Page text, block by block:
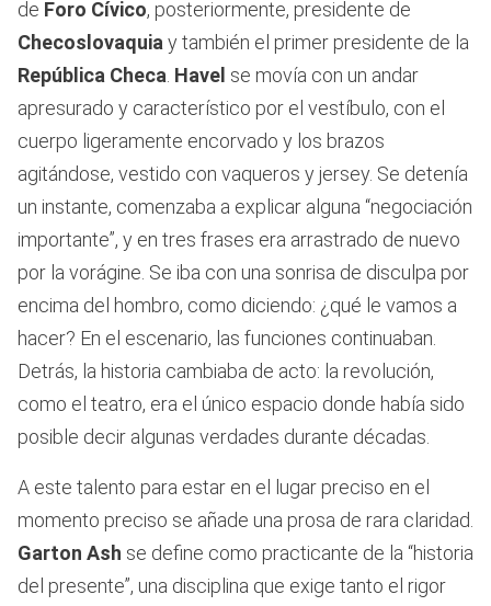
de Foro Cívico, posteriormente, presidente de
Checoslovaquiay también el primer presidente de la
República Checa. Havel se movía con un andar
apresurado y característico por el vestíbulo, con el
cuerpo ligeramente encorvado y los brazos
agitándose, vestido con vaqueros y jersey. Se detenía
un instante, comenzaba a explicar alguna “negociación
importante”, y en tres frases era arrastrado de nuevo
por la vorágine. Se iba con una sonrisa de disculpa por
encima del hombro, como diciendo: ¿qué le vamos a
hacer? En el escenario, las funciones continuaban.
Detrás, la historia cambiaba de acto: la revolución,
como el teatro, era el único espacio donde había sido
posible decir algunas verdades durante décadas.
A este talento para estar en el lugar preciso en el
momento preciso se añade una prosa de rara claridad.
Garton Ash se define como practicante de la “historia
del presente”, una disciplina que exige tanto el rigor